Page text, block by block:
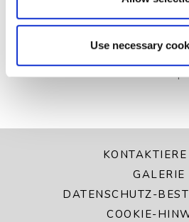
Use necessary
Butler House unter056 7722828oder
KONTAKTIERE
GALERIE
DATENSCHUTZ-
COOKIE-